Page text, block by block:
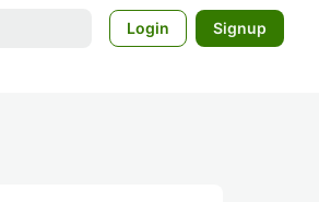
Login Signup